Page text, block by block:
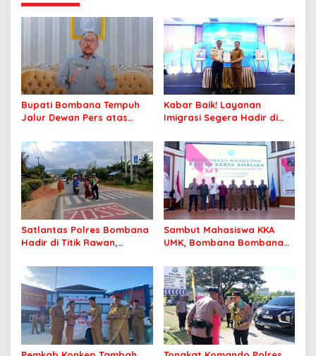
Bupati Bombana Tempuh
Jalur Dewan Pers atas
Korupsi Jembatan Cirauci II
Kabar Baik! Layanan
Imigrasi Segera Hadir di
Perlu Lagi ke Kendari
Satlantas Polres Bombana
Hadir di Titik Rawan,
Sekolah dengan Aman
Sambut Mahasiswa KKA
UMK, Bombana Bombana
Sasaran